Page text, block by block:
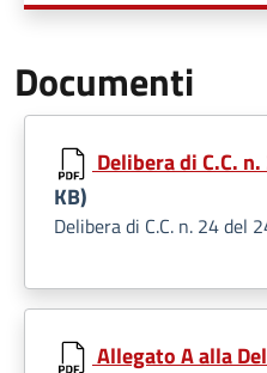
Documenti
Delibera di C.C.
KB)
Delibera di C.C. n. 24 del
Allegato A alla